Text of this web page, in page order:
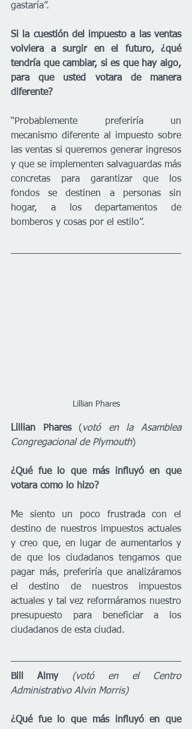
gastaría”.
Si la cuestión del impuesto a las ventas
volviera a surgir en el futuro, ¿qué
tendría que cambiar, si es que hay algo,
para que usted votara de manera
diferente?
“Probablemente preferiría un
mecanismo diferente al impuesto sobre
las ventas si queremos generar ingresos
y que se implementen salvaguardas más
concretas para garantizar que los
fondos se destinen a personas sin
hogar, a los departamentos de
bomberos y cosas por el estilo”.
Lillian Phares
Lillian Phares ( votó en la Asamblea
Congregacional de Plymouth)
¿Qué fue lo que más influyó en que
votara como lo hizo?
Me siento un poco frustrada con el
destino de nuestros impuestos actuales
y creo que, en lugar de aumentarlos y
de que los ciudadanos tengamos que
pagar más, preferiría que analizáramos
el destino de nuestros impuestos
actuales y tal vez reformáramos nuestro
presupuesto para beneficiar a los
ciudadanos de esta ciudad.
Bill Almy
(votó en el Centro
Administrativo Alvin Morris)
¿Qué fue lo que más influyó en que